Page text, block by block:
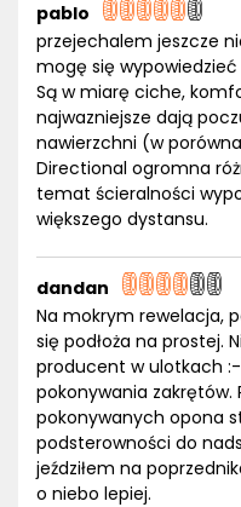
pablo
przejechalem jeszcze
mogę się
Są w miarę ciche,
najwazniejsze dają
nawierzchni (w
Directional ogromna
temat ścieralności
większego dystansu.
dandan
Na mokrym rewelacja,
się podłoża na prostej.
producent w ulotkach
pokonywania zakrętów.
pokonywanych opona
podsterowności do
jeździłem na
o niebo lepiej.